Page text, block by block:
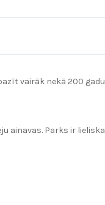
vairāk nekā 200 gadu
ainavas. Parks ir lieliska